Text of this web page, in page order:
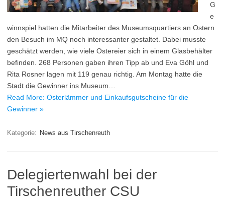
G
e
winnspiel hatten die Mitarbeiter des Museumsquartiers an Ostern
den Besuch im MQ noch interessanter gestaltet. Dabei musste
geschätzt werden, wie viele Ostereier sich in einem Glasbehälter
befinden. 268 Personen gaben ihren Tipp ab und Eva Göhl und
Rita Rosner lagen mit 119 genau richtig. Am Montag hatte die
Stadt die Gewinner ins Museum…
Read More: Osterlämmer und Einkaufsgutscheine für die
Gewinner »
Kategorie: News aus Tirschenreuth
Delegiertenwahl bei der
Tirschenreuther CSU